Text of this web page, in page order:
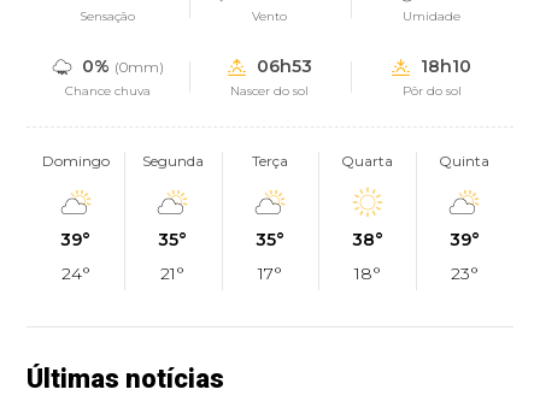
Sensação Vento Umidade
0% (0mm)
Chance chuva
06h53
Nascer do sol
18h10
Pôr do sol
Domingo
39°
24°
Segunda
35°
21°
Terça
35°
17°
Quarta
38°
18°
Quinta
39°
23°
Últimas notícias